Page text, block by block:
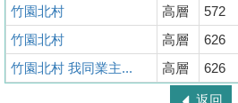
收
竹園北村
高層 572
竹園北村
高層 626
竹園北村 我同業主...
高層 626
返回